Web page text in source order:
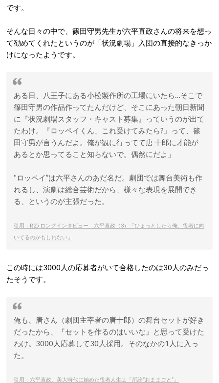
です。
そんな日々の中で、篠田守男先生が六平直政さんの将来を想っ
て勧めてくれたというのが「状況劇場」入団の直接的なきっか
けになったようです。
ある日、八王子にある小松製作所の工場にいたら…そこで
篠田守男の作品作ってたんだけど、そこにあった朝日新聞
に『状況劇場スタッフ・キャスト募集』っていうのが出て
たわけ。『ロッペイくん、これ受けてみたら?』って、篠
田守男が言うんだよ。俺が観に行ってて唐 十郎に才能が
あるとか思ってること知らないで。偶然にだよ」
“ロッペイ”は六平さんのあだ名だ。劇団では舞台美術も作
れるし、演劇は総合芸術だから、様々な表現を展開でき
る、というのが主張だった。
引用：R25 ロングインタビュー 六平直政（3）「ひょっとしたら俺、役者に向
いてるのかもしれない」
この時には3000人の応募者がいて合格したのは30人のみだっ
たそうです。
俺も、唐さん（劇団主宰者の唐十郎）の舞台セットが好き
だったから、『セットを作るのはいいな』と思って受けた
わけ。3000人応募して30人採用。そのなかの1人に入っ
た。
引用：六平直政、美大時代に始めた役者人生は「所詮“おままごと”」